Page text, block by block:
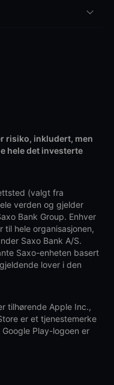
risiko, inkludert, men
hele det investerte
(valgt fra
verden og gjelder
Bank Group. Enhver
til hele organisasjonen,
Saxo Bank A/S.
Saxo-enheten basert
lover i den
tilhørende Apple Inc.,
er et tjenestemerke
Play-logoen er